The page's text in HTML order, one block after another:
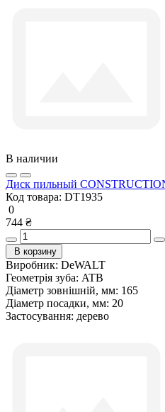
В наличии
Диск пильный
Код товара: DT1935
0
744 ₴
В корзину
Виробник: DeWALT
Геометрія зуба: ATB
Діаметр зовнішній, мм: 165
Діаметр посадки, мм: 20
Застосування: дерево